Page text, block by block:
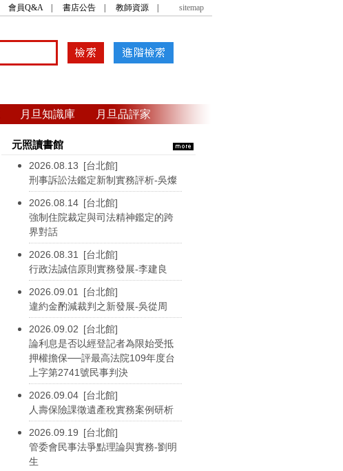
會員Q&A| 書店公告 教師資源 sitemap
月旦知識庫 月旦品評家
元照讀書館
2026.08.13 [台北館]
刑事訴訟法鑑定新制實務評析-吳燦
2026.08.14 [台北館]
強制住院裁定與司法精神鑑定的跨
界對話
2026.08.31 [台北館]
行政法誠信原則實務發展-李建良
2026.09.01 [台北館]
違約金酌減裁判之新發展-吳從周
2026.09.02 [台北館]
論利息是否以經登記者為限始受抵
押權擔保──評最高法院109年度台
上字第2741號民事判決
2026.09.04 [台北館]
人壽保險課徵遺產稅實務案例研析
2026.09.19 [台北館]
管委會民事法爭點理論與實務-劉明
生